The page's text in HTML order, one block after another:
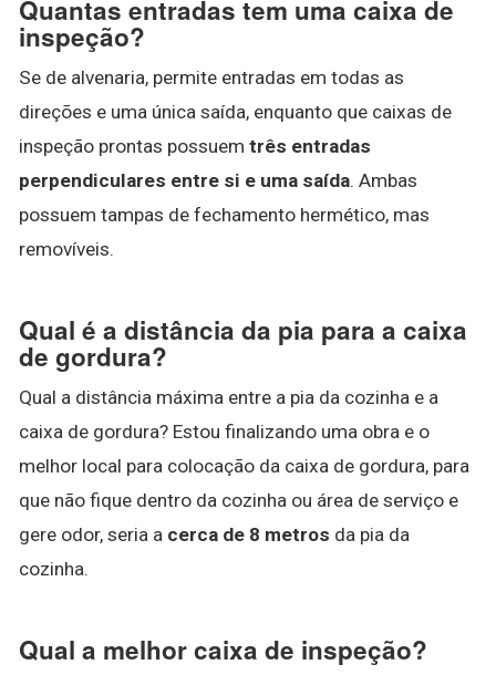
Quantas entradas tem uma caixa de
inspeção?
Se de alvenaria, permite entradas em todas as
direções e uma única saída, enquanto que caixas de
inspeção prontas possuem três entradas
perpendiculares entre si e uma saída. Ambas
possuem tampas de fechamento hermético, mas
removíveis.
Qual é a distância da pia para a caixa
de gordura?
Qual a distância máxima entre a pia da cozinha e a
caixa de gordura? Estou finalizando uma obra e o
melhor local para colocação da caixa de gordura, para
que não fique dentro da cozinha ou área de serviço e
gere odor, seria a cerca de 8 metros da pia da
cozinha.
Qual a melhor caixa de inspeção?